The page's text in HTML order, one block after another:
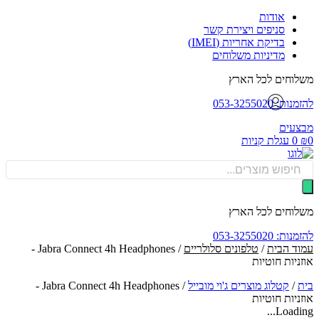
אודות
סניפים ויצירת קשר
בדיקת אחריות (IMEI)
מדיניות משלוחים
לכל הארץ
053-3255020
0 עגלת קניות
לכל הארץ
053-3255020
הבית/טלפונים סלולריים
/ Jabra Connect 4h Headphones -
‏חוטיות
/קטלוג מוצרים ג'וי מובייל/
Jabra Connect 4h Headphones -
‏חוטיות